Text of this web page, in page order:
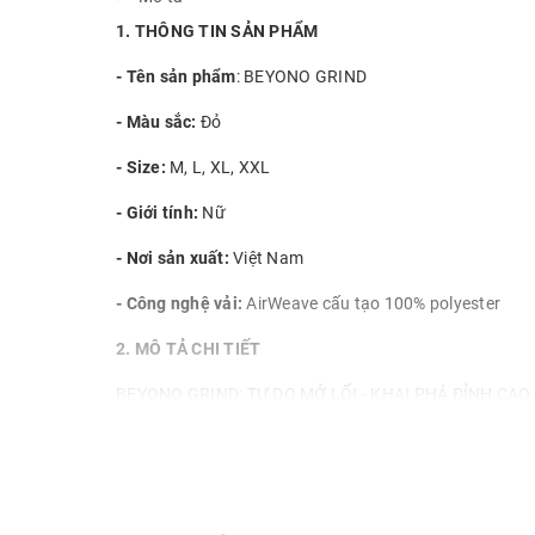
1. THÔNG TIN SẢN PHẨM
- Tên sản phẩm: BEYONO GRIND
- Màu sắc: Đỏ
- Size: M, L, XL, XXL
- Giới tính: Nữ
- Nơi sản xuất: Việt Nam
- Công nghệ vải: AirWeave cấu tạo 100% polyester
2. MÔ TẢ CHI TIẾT